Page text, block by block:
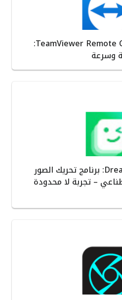
مراجعة تطبيق TeamViewer Remote Control:
وسرعة
مراجعة تطبيق DreamFace: برنامج تحريك الصور
– تجربة لا محدودة